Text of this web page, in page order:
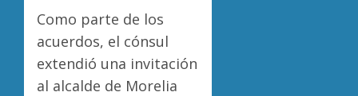
Como parte de los
acuerdos, el cónsul
extendió una invitación
al alcalde de Morelia